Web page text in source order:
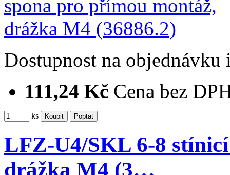
Dostupnost na objednávku
111,24 Kč Cena bez
ks
LFZ-U4/SKL 6-8
drážka M4 (3…